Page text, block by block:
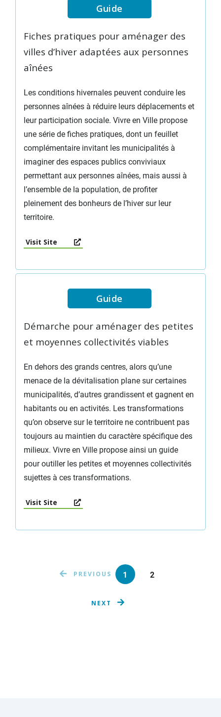
Guide
Fiches pratiques pour aménager des
villes d’hiver adaptées aux personnes
aînées
Les conditions hivernales peuvent conduire les
personnes aînées à réduire leurs déplacements et
leur participation sociale. Vivre en Ville propose
une série de fiches pratiques, dont un feuillet
complémentaire invitant les municipalités à
imaginer des espaces publics conviviaux
permettant aux personnes aînées, mais aussi à
l’ensemble de la population, de profiter
pleinement des bonheurs de l’hiver sur leur
territoire.
Visit Site
Guide
Démarche pour aménager des petites
et moyennes collectivités viables
En dehors des grands centres, alors qu’une
menace de la dévitalisation plane sur certaines
municipalités, d’autres grandissent et gagnent en
habitants ou en activités. Les transformations
qu’on observe sur le territoire ne contribuent pas
toujours au maintien du caractère spécifique des
milieux. Vivre en Ville propose ainsi un guide
pour outiller les petites et moyennes collectivités
sujettes à ces transformations.
Visit Site
PREVIOUS 1 2
NEXT